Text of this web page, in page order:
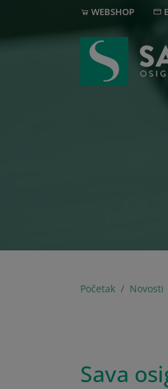
WEBSHOP
Početak Novosti
Sava